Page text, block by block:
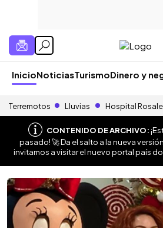
InicioNoticiasTurismoDinero y
Terremotos Lluvias Hospital
CONTENIDO DE ARCHIVO:
pasado! 🚀 Da el salto a la nueva
invitamos a visitar el nuevo portal país